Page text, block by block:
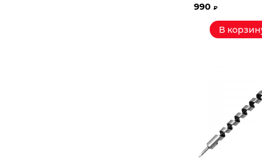
990₽
В